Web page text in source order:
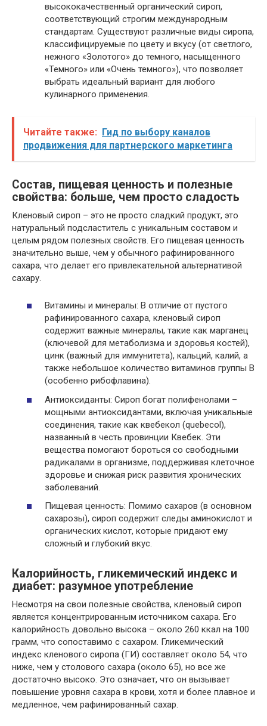
высококачественный органический сироп,
соответствующий строгим международным
стандартам. Существуют различные виды сиропа,
классифицируемые по цвету и вкусу (от светлого,
нежного «Золотого» до темного, насыщенного
«Темного» или «Очень темного»), что позволяет
выбрать идеальный вариант для любого
кулинарного применения.
Читайте также: Гид по выбору каналов
продвижения для партнерского маркетинга
Состав, пищевая ценность и полезные
свойства: больше, чем просто сладость
Кленовый сироп – это не просто сладкий продукт, это
натуральный подсластитель с уникальным составом и
целым рядом полезных свойств. Его пищевая ценность
значительно выше, чем у обычного рафинированного
сахара, что делает его привлекательной альтернативой
сахару.
Витамины и минералы: В отличие от пустого
рафинированного сахара, кленовый сироп
содержит важные минералы, такие как марганец
(ключевой для метаболизма и здоровья костей),
цинк (важный для иммунитета), кальций, калий, а
также небольшое количество витаминов группы B
(особенно рибофлавина).
Антиоксиданты: Сироп богат полифенолами –
мощными антиоксидантами, включая уникальные
соединения, такие как квебекол (quebecol),
названный в честь провинции Квебек. Эти
вещества помогают бороться со свободными
радикалами в организме, поддерживая клеточное
здоровье и снижая риск развития хронических
заболеваний.
Пищевая ценность: Помимо сахаров (в основном
сахарозы), сироп содержит следы аминокислот и
органических кислот, которые придают ему
сложный и глубокий вкус.
Калорийность, гликемический индекс и
диабет: разумное употребление
Несмотря на свои полезные свойства, кленовый сироп
является концентрированным источником сахара. Его
калорийность довольно высока – около 260 ккал на 100
грамм, что сопоставимо с сахаром. Гликемический
индекс кленового сиропа (ГИ) составляет около 54, что
ниже, чем у столового сахара (около 65), но все же
достаточно высоко. Это означает, что он вызывает
повышение уровня сахара в крови, хотя и более плавное и
медленное, чем рафинированный сахар.